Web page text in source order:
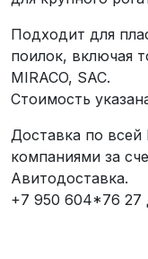
Подходит для
поилок, включая
MIRACO, SAC.
Стоимость
Доставка по
компаниями за
Авитодоставка.
+7 950 604*76 27